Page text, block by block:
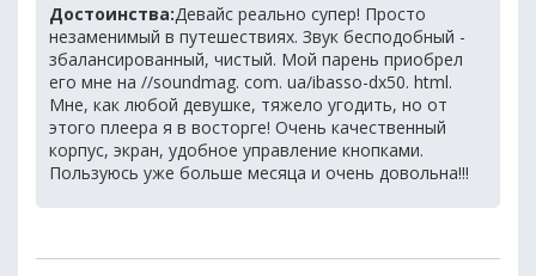
Достоинства:Девайс реально супер! Просто
незаменимый в путешествиях. Звук бесподобный -
збалансированный, чистый. Мой парень приобрел
его мне на //soundmag. com. ua/ibasso-dx50. html.
Мне, как любой девушке, тяжело угодить, но от
этого плеера я в восторге! Очень качественный
корпус, экран, удобное управление кнопками.
Пользуюсь уже больше месяца и очень довольна!!!